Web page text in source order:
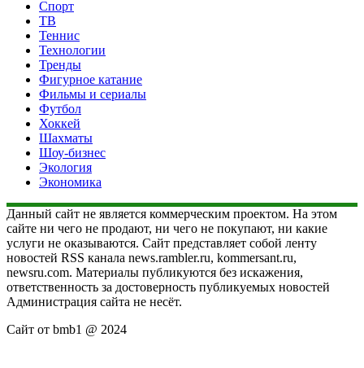
Спорт
ТВ
Теннис
Технологии
Тренды
Фигурное катание
Фильмы и сериалы
Футбол
Хоккей
Шахматы
Шоу-бизнес
Экология
Экономика
Данный сайт не является коммерческим проектом. На этом
сайте ни чего не продают, ни чего не покупают, ни какие
услуги не оказываются. Сайт представляет собой ленту
новостей RSS канала news.rambler.ru, kommersant.ru,
newsru.com. Материалы публикуются без искажения,
ответственность за достоверность публикуемых новостей
Администрация сайта не несёт.
Сайт от bmb1 @ 2024